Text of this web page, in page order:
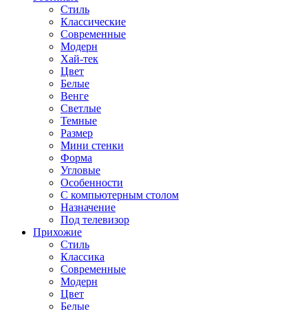
Стиль
Классические
Современные
Модерн
Хай-тек
Цвет
Белые
Венге
Светлые
Темные
Размер
Мини стенки
Форма
Угловые
Особенности
С компьютерным столом
Назначение
Под телевизор
Прихожие
Стиль
Классика
Современные
Модерн
Цвет
Белые